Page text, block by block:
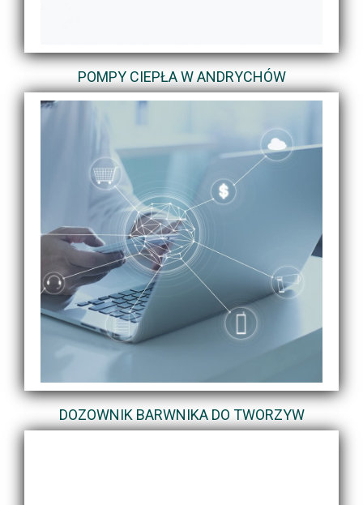
POMPY CIEPŁA W ANDRYCHÓW
DOZOWNIK BARWNIKA DO TWORZYW